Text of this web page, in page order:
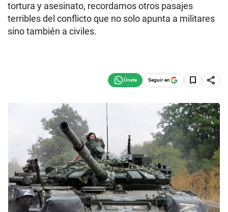
tortura y asesinato, recordamos otros pasajes
terribles del conflicto que no solo apunta a militares
sino también a civiles.
Seguir en